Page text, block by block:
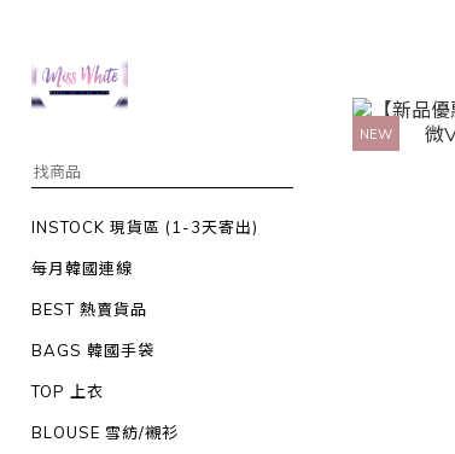
INSTOCK 現貨區 (1-3天寄出)
每月韓國連線
BEST 熱賣貨品
BAGS 韓國手袋
TOP 上衣
BLOUSE 雪紡/襯衫
NEW